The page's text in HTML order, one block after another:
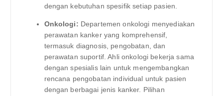
dengan kebutuhan spesifik setiap pasien.
Onkologi: Departemen onkologi menyediakan
perawatan kanker yang komprehensif,
termasuk diagnosis, pengobatan, dan
perawatan suportif. Ahli onkologi bekerja sama
dengan spesialis lain untuk mengembangkan
rencana pengobatan individual untuk pasien
dengan berbagai jenis kanker. Pilihan